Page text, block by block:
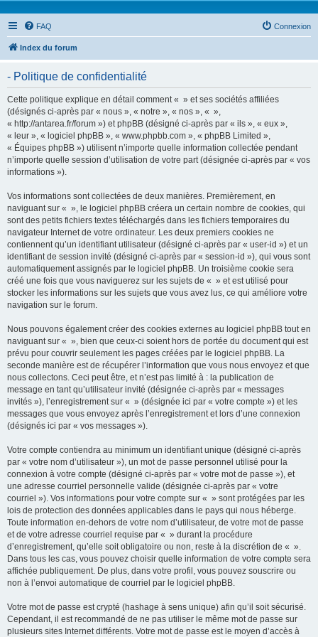
FAQ Connexion
Index du forum
- Politique de confidentialité
Cette politique explique en détail comment « » et ses sociétés affiliées
(désignés ci-après par « nous », « notre », « nos », « »,
« http://antarea.fr/forum ») et phpBB (désigné ci-après par « ils », « eux »,
« leur », « logiciel phpBB », « www.phpbb.com », « phpBB Limited »,
« Équipes phpBB ») utilisent n’importe quelle information collectée pendant
n’importe quelle session d’utilisation de votre part (désignée ci-après par « vos
informations »).
Vos informations sont collectées de deux manières. Premièrement, en
naviguant sur « », le logiciel phpBB créera un certain nombre de cookies, qui
sont des petits fichiers textes téléchargés dans les fichiers temporaires du
navigateur Internet de votre ordinateur. Les deux premiers cookies ne
contiennent qu’un identifiant utilisateur (désigné ci-après par « user-id ») et un
identifiant de session invité (désigné ci-après par « session-id »), qui vous sont
automatiquement assignés par le logiciel phpBB. Un troisième cookie sera
créé une fois que vous naviguerez sur les sujets de « » et est utilisé pour
stocker les informations sur les sujets que vous avez lus, ce qui améliore votre
navigation sur le forum.
Nous pouvons également créer des cookies externes au logiciel phpBB tout en
naviguant sur « », bien que ceux-ci soient hors de portée du document qui est
prévu pour couvrir seulement les pages créées par le logiciel phpBB. La
seconde manière est de récupérer l’information que vous nous envoyez et que
nous collectons. Ceci peut être, et n’est pas limité à : la publication de
message en tant qu’utilisateur invité (désignée ci-après par « messages
invités »), l’enregistrement sur « » (désignée ici par « votre compte ») et les
messages que vous envoyez après l’enregistrement et lors d’une connexion
(désignés ici par « vos messages »).
Votre compte contiendra au minimum un identifiant unique (désigné ci-après
par « votre nom d’utilisateur »), un mot de passe personnel utilisé pour la
connexion à votre compte (désigné ci-après par « votre mot de passe »), et
une adresse courriel personnelle valide (désignée ci-après par « votre
courriel »). Vos informations pour votre compte sur « » sont protégées par les
lois de protection des données applicables dans le pays qui nous héberge.
Toute information en-dehors de votre nom d’utilisateur, de votre mot de passe
et de votre adresse courriel requise par « » durant la procédure
d’enregistrement, qu’elle soit obligatoire ou non, reste à la discrétion de « ».
Dans tous les cas, vous pouvez choisir quelle information de votre compte sera
affichée publiquement. De plus, dans votre profil, vous pouvez souscrire ou
non à l’envoi automatique de courriel par le logiciel phpBB.
Votre mot de passe est crypté (hashage à sens unique) afin qu’il soit sécurisé.
Cependant, il est recommandé de ne pas utiliser le même mot de passe sur
plusieurs sites Internet différents. Votre mot de passe est le moyen d’accès à